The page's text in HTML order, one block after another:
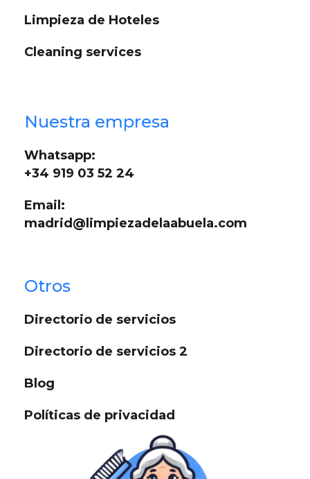
Limpieza de Hoteles
Cleaning services
Nuestra empresa
Whatsapp:
+34 919 03 52 24
Email:
madrid@limpiezadelaabuela.com
Otros
Directorio de servicios
Directorio de servicios 2
Blog
Políticas de privacidad